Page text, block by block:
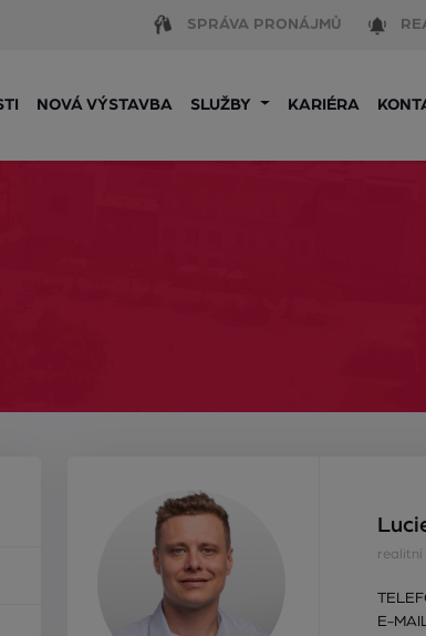
SPRÁVA PRONÁJMŮ
NOVÁ VÝSTAVBA SLUŽBY KARIÉRA
realitní
E-